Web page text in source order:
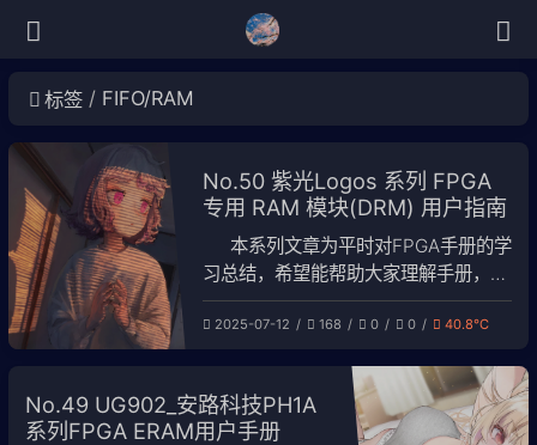
标签 FIFO/RAM
No.50 紫光Logos 系列 FPGA
专用 RAM 模块(DRM) 用户指南
本系列文章为平时对FPGA手册的学
习总结，希望能帮助大家理解手册，学
会IP的使用。手册为网络收集，下载链
接：Logos 系列 FPGA 专用 RAM 模块
何疑问，可以在评论下留言，基本上我
已经翻烂了，也不知道该讲些什么。
2025-07-12 168 0 0 40.8℃
No.49 UG902_安路科技PH1A
系列FPGA ERAM用户手册